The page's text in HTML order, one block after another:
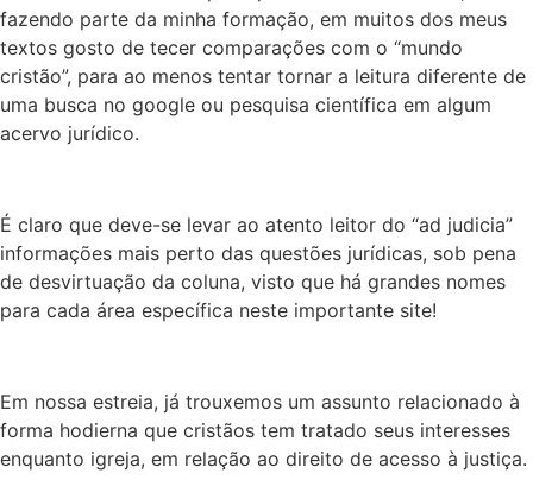
fazendo parte da minha formação, em muitos dos meus
textos gosto de tecer comparações com o “mundo
cristão”, para ao menos tentar tornar a leitura diferente de
uma busca no google ou pesquisa científica em algum
acervo jurídico.
É claro que deve-se levar ao atento leitor do “ad judicia”
informações mais perto das questões jurídicas, sob pena
de desvirtuação da coluna, visto que há grandes nomes
para cada área específica neste importante site!
Em nossa estreia, já trouxemos um assunto relacionado à
forma hodierna que cristãos tem tratado seus interesses
enquanto igreja, em relação ao direito de acesso à justiça.